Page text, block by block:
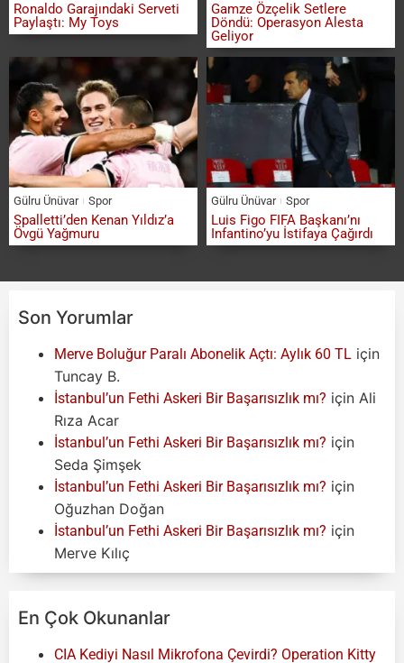
Ronaldo Garajındaki Serveti
Paylaştı: My Toys
Gamze Özçelik Setlere
Döndü: Operasyon Alesta
Geliyor
Gülru Ünüvar Spor
Spalletti’den Kenan Yıldız’a
Övgü Yağmuru
Gülru Ünüvar Spor
Luis Figo FIFA Başkanı’nı
Infantino’yu İstifaya Çağırdı
Son Yorumlar
Merve Boluğur Paralı Abonelik Açtı: Aylık 60 TL için
Tuncay B.
İstanbul’un Fethi Askeri Bir Başarısızlık mı? için Ali
Rıza Acar
İstanbul’un Fethi Askeri Bir Başarısızlık mı? için
Seda Şimşek
İstanbul’un Fethi Askeri Bir Başarısızlık mı? için
Oğuzhan Doğan
İstanbul’un Fethi Askeri Bir Başarısızlık mı? için
Merve Kılıç
En Çok Okunanlar
CIA Kediyi Nasıl Mikrofona Çevirdi? Operation Kitty